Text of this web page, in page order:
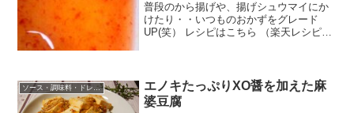
普段のから揚げや、揚げシュウマイにか
けたり・・いつものおかずをグレード
UP(笑） レシピはこちら （楽天レシピ）
ソース・調味料・ドレッシング
エノキたっぷりXO醤を加えた麻
婆豆腐